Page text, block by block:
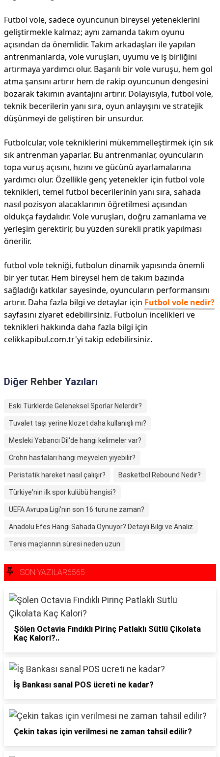
Futbol vole, sadece oyuncunun bireysel yeteneklerini
geliştirmekle kalmaz; aynı zamanda takım oyunu
açısından da önemlidir. Takım arkadaşları ile yapılan
antrenmanlarda, vole vuruşları, uyumu ve iş birliğini
artırmaya yardımcı olur. Başarılı bir vole vuruşu, hem gol
atma şansını artırır hem de rakip oyuncunun dengesini
bozarak takımın avantajını artırır. Dolayısıyla, futbol vole,
teknik becerilerin yanı sıra, oyun anlayışını ve stratejik
düşünmeyi de geliştiren bir unsurdur.
Futbolcular, vole tekniklerini mükemmelleştirmek için sık
sık antrenman yaparlar. Bu antrenmanlar, oyuncuların
topa vuruş açısını, hızını ve gücünü ayarlamalarına
yardımcı olur. Özellikle genç yetenekler için futbol vole
teknikleri, temel futbol becerilerinin yanı sıra, sahada
nasıl pozisyon alacaklarının öğretilmesi açısından
oldukça faydalıdır. Vole vuruşları, doğru zamanlama ve
yerleşim gerektirir, bu yüzden sürekli pratik yapılması
önerilir.
futbol vole tekniği, futbolun dinamik yapısında önemli
bir yer tutar. Hem bireysel hem de takım bazında
sağladığı katkılar sayesinde, oyuncuların performansını
artırır. Daha fazla bilgi ve detaylar için Futbol vole nedir?
sayfasını ziyaret edebilirsiniz. Futbolun incelikleri ve
teknikleri hakkında daha fazla bilgi için
celikkapibul.com.tr'yi takip edebilirsiniz.
Diğer Rehber Yazıları
Eski Türklerde Geleneksel Sporlar Nelerdir?
Tuvalet taşı yerine klozet daha kullanışlı mı?
Mesleki Yabancı Dil'de hangi kelimeler var?
Crohn hastaları hangi meyveleri yiyebilir?
Peristatik hareket nasıl çalışır? Basketbol Rebound Nedir?
Türkiye'nin ilk spor kulübü hangisi?
UEFA Avrupa Ligi'nin son 16 turu ne zaman?
Anadolu Efes Hangi Sahada Oynuyor? Detaylı Bilgi ve Analiz
Tenis maçlarının süresi neden uzun
SON YAZILAR6565
Şölen Octavia Fındıklı Pirinç Patlaklı Sütlü Çikolata
Kaç Kalori?..
İş Bankası sanal POS ücreti ne kadar?
Çekin takas için verilmesi ne zaman tahsil edilir?